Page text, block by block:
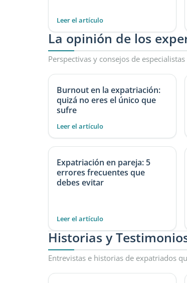
Leer el artículo
La opinión de los
Perspectivas y consejos de
Burnout en la expatriación:
quizá no eres el único que
sufre
Leer el artículo
Expatriación en pareja: 5
errores frecuentes que
debes evitar
Leer el artículo
Historias y
Entrevistas e historias de expatriados